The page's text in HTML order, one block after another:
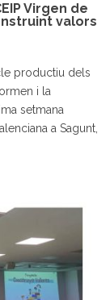
Virgen de
valors
productiu dels
i la
setmana
a Sagunt,